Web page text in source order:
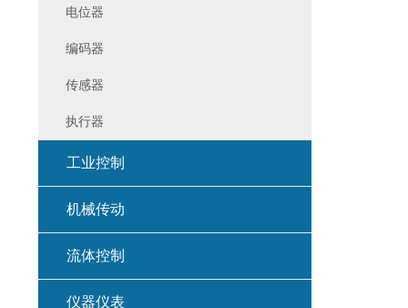
电位器
编码器
传感器
执行器
工业控制
机械传动
流体控制
仪器仪表